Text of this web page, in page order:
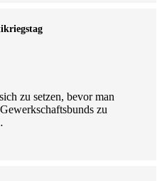
zu setzen, bevor man
zu